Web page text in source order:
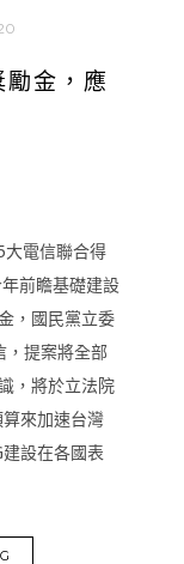
金，應
大電信聯合得
前瞻基礎建設
，國民黨立委
，提案將全部
，將於立法院
來加速台灣
設在各國表